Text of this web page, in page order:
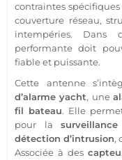
contraintes
couverture réseau,
intempéries. Dans
performante doit
fiableet puissante.
Cette antenne
d’alarme yacht, une
fil bateau. Elle
pour lasurveillance
détection d’intrusion,
Associée à des